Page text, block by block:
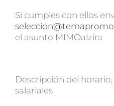
Si cumples con ellos
el asunto MIMOalzira
Descripción del
salariales